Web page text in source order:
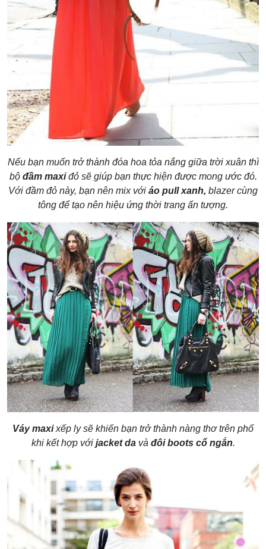
Nếu bạn muốn trở thành đóa hoa tỏa nắng giữa trời xuân thì
bộ đầm maxiđỏ sẽ giúp bạn thực hiện được mong ước đó.
Với đầm đỏ này, bạn nên mix với áo pull xanh, blazer cùng
tông để tạo nên hiệu ứng thời trang ấn tượng.
Váy maxixếp ly sẽ khiến bạn trở thành nàng thơ trên phố
khi kết hợp với jacket da và đôi boots cổ ngắn.